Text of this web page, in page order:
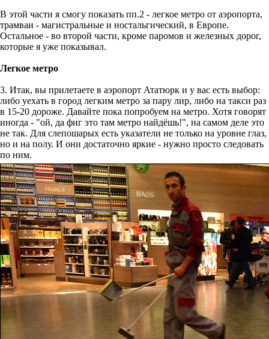
В этой части я смогу показать пп.2 - легкое метро от аэропорта,
трамваи - магистральные и ностальгический, в Европе.
Остальное - во второй части, кроме паромов и железных дорог,
которые я уже показывал.
Легкое метро
3. Итак, вы прилетаете в аэропорт Ататюрк и у вас есть выбор:
либо уехать в город легким метро за пару лир, либо на такси раз
в 15-20 дороже. Давайте пока попробуем на метро. Хотя говорят
иногда - "ой, да фиг это там метро найдёшь!", на самом деле это
не так. Для слепошарых есть указатели не только на уровне глаз,
но и на полу. И они достаточно яркие - нужно просто следовать
по ним.